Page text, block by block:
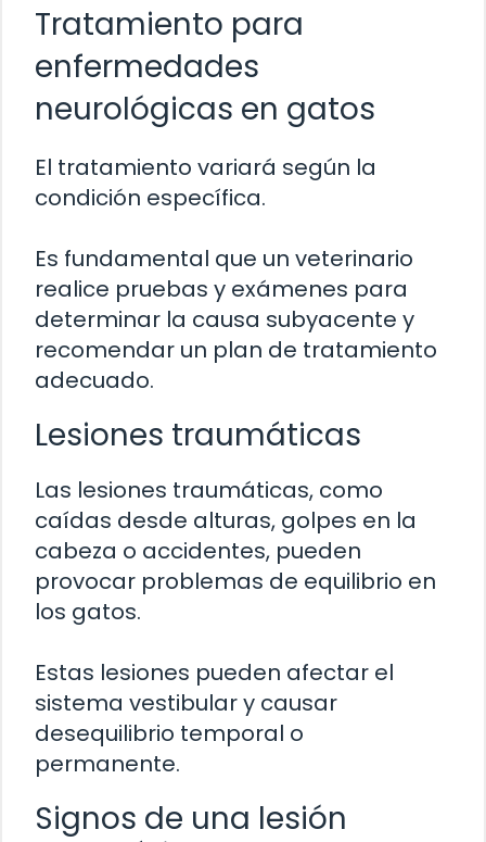
Tratamiento para
enfermedades
neurológicas en gatos
El tratamiento variará según la
condición específica.
Es fundamental que un veterinario
realice pruebas y exámenes para
determinar la causa subyacente y
recomendar un plan de tratamiento
adecuado.
Lesiones traumáticas
Las lesiones traumáticas, como
caídas desde alturas, golpes en la
cabeza o accidentes, pueden
provocar problemas de equilibrio en
los gatos.
Estas lesiones pueden afectar el
sistema vestibular y causar
desequilibrio temporal o
permanente.
Signos de una lesión